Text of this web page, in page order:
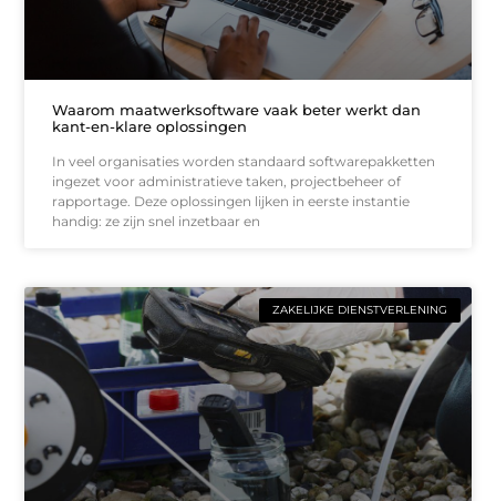
Waarom maatwerksoftware vaak beter werkt dan
kant-en-klare oplossingen
In veel organisaties worden standaard softwarepakketten
ingezet voor administratieve taken, projectbeheer of
rapportage. Deze oplossingen lijken in eerste instantie
handig: ze zijn snel inzetbaar en
ZAKELIJKE DIENSTVERLENING